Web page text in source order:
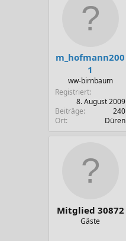
m_hofmann200
1
ww-birnbaum
Registriert
8. August 2009
Beiträge
240
Ort
Düren
Mitglied 30872
Gäste